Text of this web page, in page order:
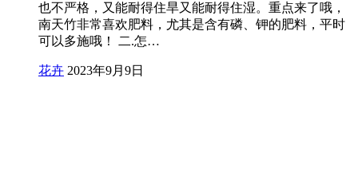
也不严格，又能耐得住旱又能耐得住湿。重点来了哦，
南天竹非常喜欢肥料，尤其是含有磷、钾的肥料，平时
可以多施哦！ 二.怎…
花卉 2023年9月9日